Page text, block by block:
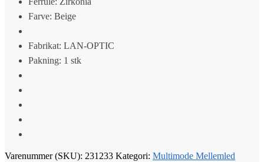
Farve: Beige
Fabrikat: LAN-OPTIC
Pakning: 1 stk
Varenummer (SKU): 231233 Kategori: Multimode Mellemled